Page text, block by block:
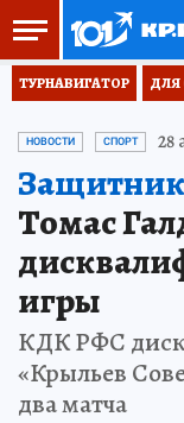
ТУРНАВИГАТОР ДЛЯ
НОВОСТИ СПОРТ 28
Томас
игры
КДК РФС
«Крыльев
два матча